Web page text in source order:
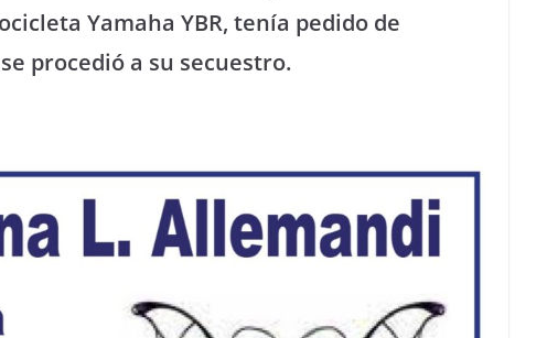
Yamaha YBR, tenía pedido de
procedió a su secuestro.